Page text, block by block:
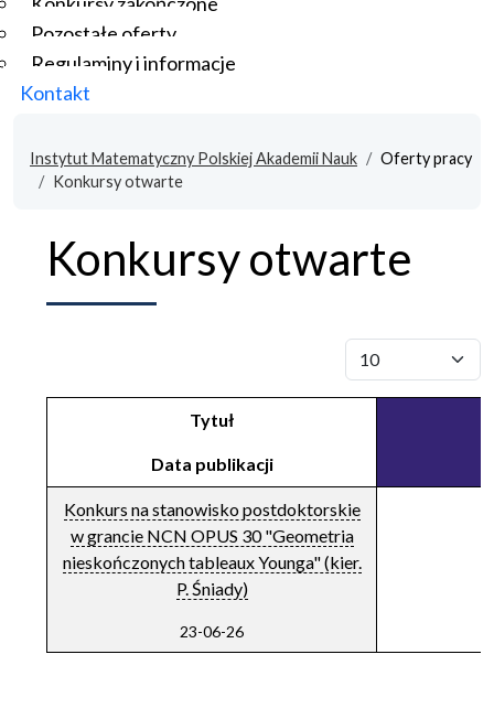
Pozostałe oferty
Regulaminy i informacje
Kontakt
Instytut Matematyczny Polskiej Akademii Nauk
Oferty pracy
Konkursy otwarte
Konkursy otwarte
Pokaż #
Tytuł
Data publikacji
Konkurs na stanowisko postdoktorskie
w grancie NCN OPUS 30 "Geometria
nieskończonych tableaux Younga" (kier.
P. Śniady)
23-06-26